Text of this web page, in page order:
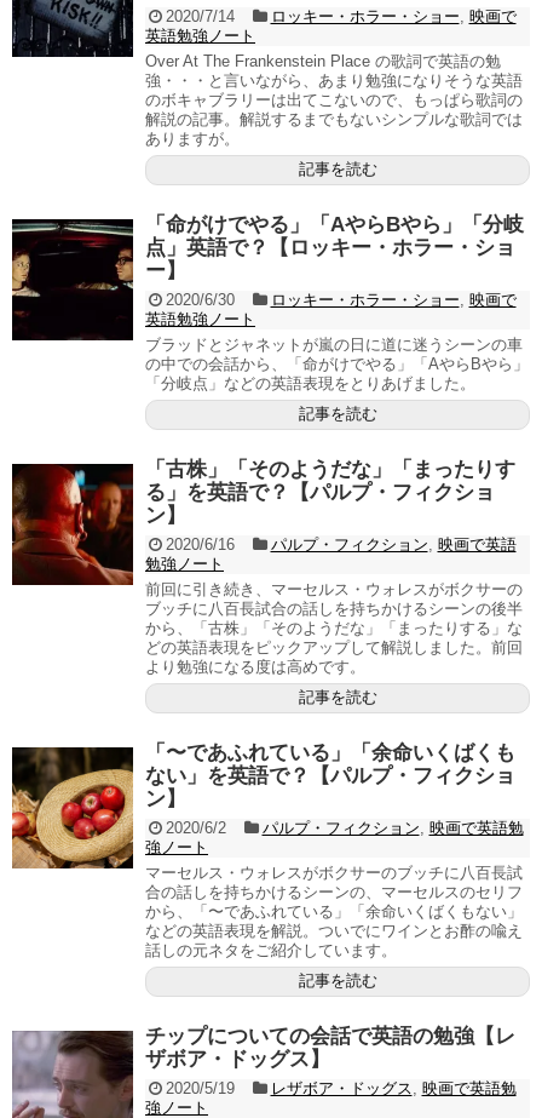
2020/7/14 ロッキー・ホラー・ショー, 映画で
英語勉強ノート
Over At The Frankenstein Place の歌詞で英語の勉
強・・・と言いながら、あまり勉強になりそうな英語
のボキャブラリーは出てこないので、もっぱら歌詞の
解説の記事。解説するまでもないシンプルな歌詞では
ありますが。
記事を読む
「命がけでやる」「AやらBやら」「分岐
点」英語で？【ロッキー・ホラー・ショ
ー】
2020/6/30 ロッキー・ホラー・ショー, 映画で
英語勉強ノート
ブラッドとジャネットが嵐の日に道に迷うシーンの車
の中での会話から、「命がけでやる」「AやらBやら」
「分岐点」などの英語表現をとりあげました。
記事を読む
「古株」「そのようだな」「まったりす
る」を英語で？【パルプ・フィクショ
ン】
2020/6/16 パルプ・フィクション, 映画で英語
勉強ノート
前回に引き続き、マーセルス・ウォレスがボクサーの
ブッチに八百長試合の話しを持ちかけるシーンの後半
から、「古株」「そのようだな」「まったりする」な
どの英語表現をピックアップして解説しました。前回
より勉強になる度は高めです。
記事を読む
「〜であふれている」「余命いくばくも
ない」を英語で？【パルプ・フィクショ
ン】
2020/6/2 パルプ・フィクション, 映画で英語勉
強ノート
マーセルス・ウォレスがボクサーのブッチに八百長試
合の話しを持ちかけるシーンの、マーセルスのセリフ
から、「〜であふれている」「余命いくばくもない」
などの英語表現を解説。ついでにワインとお酢の喩え
話しの元ネタをご紹介しています。
記事を読む
チップについての会話で英語の勉強【レ
ザボア・ドッグス】
2020/5/19 レザボア・ドッグス, 映画で英語勉
強ノート